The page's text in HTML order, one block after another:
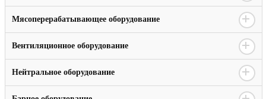
Мясоперерабатывающее оборудование
Вентиляционное оборудование
Нейтральное оборудование